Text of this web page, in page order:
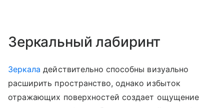
Зеркальный лабиринт
Зеркала действительно способны визуально
расширить пространство, однако избыток
отражающих поверхностей создает ощущение